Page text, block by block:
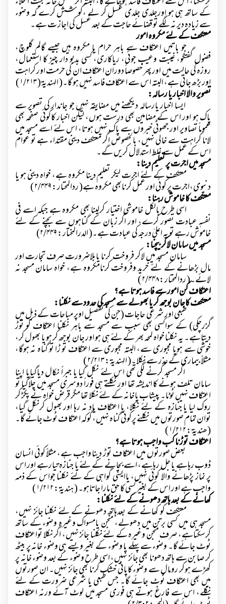
کے ساتھ ہی ہو اورجلدی جلدی غسل کر لے ،کو شش کرے کہ وضوء
سے زیادہ دیر نہ لگے تو قضائے حاجت کے بعد غسل کی اجاز ت ہے۔
معتکف کے لئے مکروہ امور
جو باتیں اعتکاف سے باہر حرام یا مکروہ ہیں جیسے گالم گلوچ،
فضول گفتگو، غیبت وعیب جوئی، ریاکاری، کسی بدبو دار چیز کا استعمال،
روزہ کی حالت میں اور پھر خصوصاً دوران اعتکاف ان کی حرمت اور کراہت
اور بڑھ جاتی ہے، البتہ اس سے اعتکاف فاسد نہیں ہو گا۔( الہندیۃ (۱/۲۱۳ )
تصویر والا اخبار یا رسالہ:
ایسا اخبار یارسالہ دیکھنے میں مضایقہ نہیں جو جاندار کی تصویر سے
پاک ہو اور اس کے مضامین بھی درست ہوں، لیکن اخبار کاکوئی صفحہ بھی
عموماً تصاویر اور جھوٹی خبروں سے پاک نہیں ہوتا، اس لئے اسے مسجد میں
لانا کراہت سے خالی نہیں، بالخصوص اگر معتکف دینی مقتداء ہے تو عوام
اس کے عمل سے غلط استدلال کریں گے۔
مسجد میں اجرت پر تعلیم دینا:
معتکف کے لئے اجرت لیکر تعلیم دینا مکروہ ہے، خواہ دینی ہو یا
دنیوی،اجرت پر کوئی اور عمل کرنابھی مکروہ ہے( ردالمحتار :۲/۴۴۹ )
معتکف کا خاموش رہنا:
اسی طرح بالکل خاموشی اختیار کرلینا بھی مکروہ ہے جبکہ اسے فی
نفسہٖ عبادت تصور کرے، اور اگر زبان کے گناہوں سے بچنے کے لئے
خاموش رہے تو یہ اعلیٰ درجہ کی عبادت ہے۔( الدرالمختار :۲/۴۴۹)
مسجد میں سامان لاکر بیچنا:
سامان مسجد میں لاکر فروخت کرنا یابلاضرورت صرف تجارت اور
مال بڑھانے کے لئے خرید وفروخت کرنامکروہ ہے، خواہ سامان مسجد نہ
لائے۔( ردالمحتار :۲/۴۴۸ )
اعتکاف کن امور سے فاسد ہوتا ہے؟
معتکف کاجان بوجھ کر یا بھولے سے مسجد کی حدود سے نکلنا:
طبعی اور شرعی حاجات (جن کی تفصیل اوپر مباحات کے ذیل میں
گزرچکی) کے سواکسی بھی سبب سے مسجد سے باہر نکلنا اعتکاف کو توڑ
دیتاہے۔ یہ نکلنا خواہ لمحہ بھر کے لئے ہی ہو اور جان بوجھ کر ہو یا بھول کر،
خوشی سے ہویا مجبوری سے، البتہ مجبوری سے اعتکاف تو ڑا تو گناہ نہ ہوگا،
مثلاً بیماری کے عذر سے نکلا۔( الہندیۃ :۲/۲۱۳ )
اگر مسجد گرنے لگی تھی اس لئے نکل گیا یا جبراً نکال دیاگیایا اپنا
سامان تلف ہونے کا اندیشہ تھا اور نکلتے ہی فوراً دوسری مسجد میں چلاگیا تو
اعتکاف نہیں ٹوٹا۔ پیشاب پاخانہ کے لئے نکلا تھا مگر قرض خواہ نے پکڑ کر
روک لیا یا جنازہ کے لئے نکلا، یا اعتکاف یاد نہ رہا اور بھول کرنکل گیا،
توان تمام صورتوں میں نکلنے پرکوئی گناہ نہیں، گوکہ اعتکاف ٹوٹ جائے گا۔
(ھندیۃ :۱/۲۱۲ )
اعتکاف توڑنا کب واجب ہوتا ہے؟
بعض صورتوں میں اعتکا ف توڑ دینا واجب ہے، مثلاً کوئی انسان
ڈوب رہاہے یا جل رہاہے، اسے بچانے کے لئے یا جنازہ تیارہے اور اس
پر نماز پڑھانے والا کوئی نہیں، یاایسی گواہی کے لئے نکلنا جواس کے ذمہ
واجب ہے اور اس کے بغیر کسی کا حق مارا جاتاہو۔ ( ہندیۃ :۱/۲۱۲ )
کھانے کے بعد ہاتھ دھونے کے لئے نکلنا:
معتکف کو کھانے کے بعدہاتھ دھونے کے لئے نکلنا جائز نہیں،
مسجد ہی میں کسی برتن میں دھولے، منجن یامسواک وغیرہ وضوء کے ساتھ
کرسکتاہے، صرف منجن وغیرہ کے لئے نکلنا جائز نہیں، اگر نکلا تواعتکاف
ٹوٹ جائے گا۔ وضوء سےپہلے یا وضوء کے بغیر ویسے ہی وضوء خانہ پر بیٹھ
کر صابن سے ہاتھ دھونا بھی جائز نہیں، اسی طرح وضوء کے بعد وضوء خانہ پر
کھڑے ہوکر رومال سے وضوء کاپانی خشک کرنا بھی جائز نہیں۔ ان صورتوں
میں بھی اعتکاف ٹوٹ جائے گا۔ جس طبعی یا شرعی ضرورت کے لئے
نکلے، اس سے فارغ ہوتے ہی فوری مسجد میں لوٹ آئے ورنہ اعتکاف